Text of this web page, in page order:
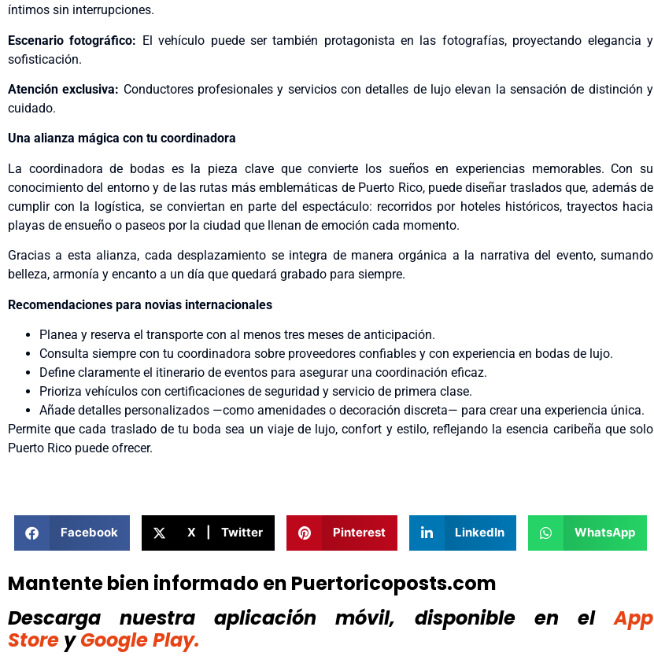
íntimos sin interrupciones.
Escenario fotográfico: El vehículo puede ser también protagonista en las fotografías, proyectando elegancia y
sofisticación.
Atención exclusiva: Conductores profesionales y servicios con detalles de lujo elevan la sensación de distinción y
cuidado.
Una alianza mágica con tu coordinadora
La coordinadora de bodas es la pieza clave que convierte los sueños en experiencias memorables. Con su
conocimiento del entorno y de las rutas más emblemáticas de Puerto Rico, puede diseñar traslados que, además de
cumplir con la logística, se conviertan en parte del espectáculo: recorridos por hoteles históricos, trayectos hacia
playas de ensueño o paseos por la ciudad que llenan de emoción cada momento.
Gracias a esta alianza, cada desplazamiento se integra de manera orgánica a la narrativa del evento, sumando
belleza, armonía y encanto a un día que quedará grabado para siempre.
Recomendaciones para novias internacionales
Planea y reserva el transporte con al menos tres meses de anticipación.
Consulta siempre con tu coordinadora sobre proveedores confiables y con experiencia en bodas de lujo.
Define claramente el itinerario de eventos para asegurar una coordinación eficaz.
Prioriza vehículos con certificaciones de seguridad y servicio de primera clase.
Añade detalles personalizados —como amenidades o decoración discreta— para crear una experiencia única.
Permite que cada traslado de tu boda sea un viaje de lujo, confort y estilo, reflejando la esencia caribeña que solo
Puerto Rico puede ofrecer.
Facebook X | Twitter Pinterest LinkedIn WhatsApp
Mantente bien informado en Puertoricoposts.com
Descarga nuestra aplicación móvil, disponible
en el
App
Store y Google Play.